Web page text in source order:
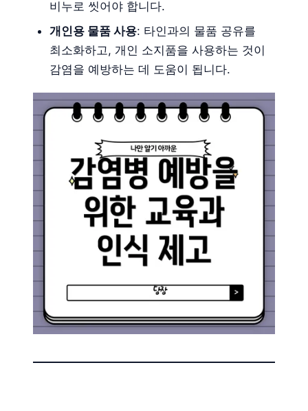
비누로 씻어야 합니다.
개인용 물품 사용: 타인과의 물품 공유를
최소화하고, 개인 소지품을 사용하는 것이
감염을 예방하는 데 도움이 됩니다.